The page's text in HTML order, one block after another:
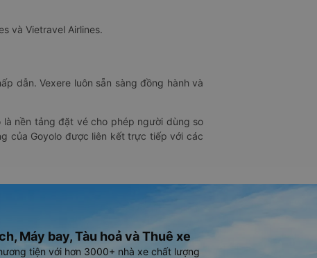
và Vietravel Airlines.
dẫn. Vexere luôn sẵn sàng đồng hành và
là nền tảng đặt vé cho phép người dùng so
của Goyolo được liên kết trực tiếp với các
Máy bay, Tàu hoả và Thuê xe
tiện với hơn 3000+ nhà xe chất lượng